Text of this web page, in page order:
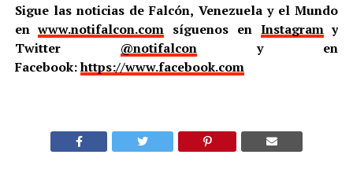
Sigue las noticias de Falcón, Venezuela y el Mundo
enwww.notifalcon.com síguenos en Instagramy
Twitter @notifalcony en
Facebook:https://www.facebook.com